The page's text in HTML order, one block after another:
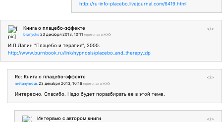
http://ru-info-placebo.livejournal.com/6419.html
</>
Книга о плацебо-эффекте
bionycks 23 декабря 2013, 10:11 (оригинал в ЖЖ)
И.П.Лапин "Плацебо и терапия", 2000.
http://www.burnbook.ru/link/hypnosis/placebo_and_therapy.zip
</>
Re: Книга о плацебо-эффекте
metanymous 23 декабря 2013, 10:16 (оригинал в ЖЖ)
Интересно. Спасибо. Надо будет поразбирать ее в этой теме.
</>
Интервью с автором книги